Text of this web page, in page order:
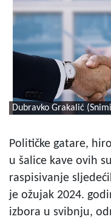
Dubravko Grakalić
Političke gatare,
u šalice kave ovih
raspisivanje
je ožujak 2024.
izbora u svibnju,